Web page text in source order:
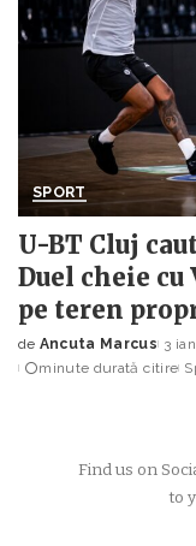
SPORT
U-BT Cluj
Duel cheie
pe teren
Posted
by
de Ancuta Marcus 3
minute durată citire
Find us on
to